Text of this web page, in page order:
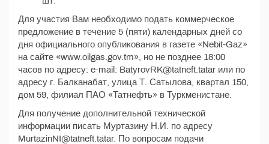
Для участия Вам необходимо подать коммерческое
предложение в течение 5 (пяти) календарных дней со
дня официального опубликования в газете «Nebit-Gaz»
на сайте «www.oilgas.gov.tm», но не позднее 18:00
часов по адресу: e-mail: BatyrovRK@tatneft.tatar или по
адресу г. Балканабат, улица Т. Сатылова, квартал 150,
дом 59, филиал ПАО «Татнефть» в Туркменистане.
Для получение дополнительной технической
информации писать Муртазину Н.И. по адресу
MurtazinNI@tatneft.tatar. По вопросам подачи